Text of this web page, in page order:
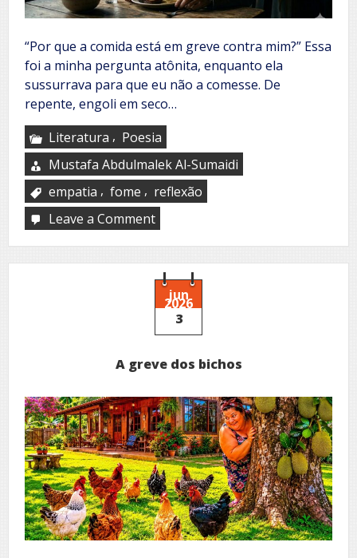
“Por que a comida está em greve contra mim?” Essa
foi a minha pergunta atônita, enquanto ela
sussurrava para que eu não a comesse. De
repente, engoli em seco…
Literatura , Poesia
Mustafa Abdulmalek Al-Sumaidi
empatia , fome , reflexão
Leave a Commenton
strike
jun
2026
3
A greve dos bichos